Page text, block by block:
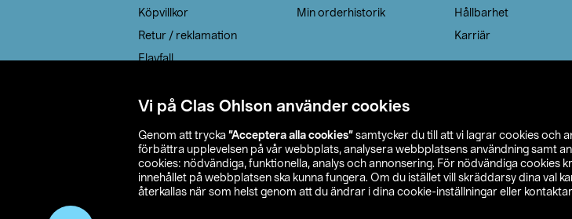
Vi på Clas Ohlson använder cookies
Genom att trycka ”Acceptera alla cookies” samtycker du till att vi lagrar cookies och
förbättra upplevelsen på vår webbplats, analysera webbplatsens användning samt
cookies: nödvändiga, funktionella, analys och annonsering. För nödvändiga cookies
innehållet på webbplatsen ska kunna fungera. Om du istället vill skräddarsy dina val
återkallas när som helst genom att du ändrar i dina cookie-inställningar eller
Köpvillkor
Retur / reklamation
Elavfall
Leveransalternativ
Min orderhistorik Hållbarhet
Karriär